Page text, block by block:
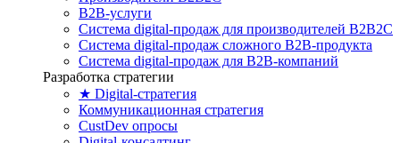
B2B-услуги
Cистема digital-продаж для производителей B2B2C
Система digital-продаж сложного B2B-продукта
Система digital-продаж для B2B-компаний
Разработка стратегии
★ Digital-стратегия
Коммуникационная стратегия
CustDev опросы